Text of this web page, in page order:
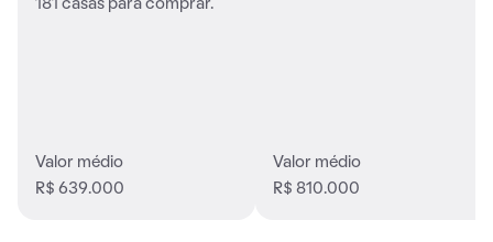
181 casas para comprar.
Valor médio
R$ 639.000
Valor médio
R$ 810.000